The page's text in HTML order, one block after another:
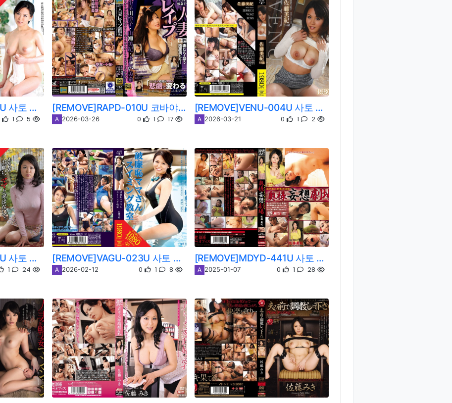
[REMOVE]VENU-156U 사토 미키/사토 미키/스즈키 시호
1 5
[REMOVE]RAPD-010U 코바야카와 레이코/야마세 미키/요시이 미키/이자와 료코 / 요시이 미키
A 2026-03-26 0 1 17
[REMOVE]VENU-004U 사토 미키/사토 미키/스즈키 시호
A 2026-03-21 0 1 2
[REMOVE]VENU-109U 사토 미키/사토 미키/스즈키 시호
1 24
[REMOVE]VAGU-023U 사토 미키/사토 미키/스즈키 시호
A 2026-02-12 0 1 8
[REMOVE]MDYD-441U 사토 미키
A 2025-01-07 0 1 28